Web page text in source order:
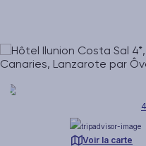
Voir la carte